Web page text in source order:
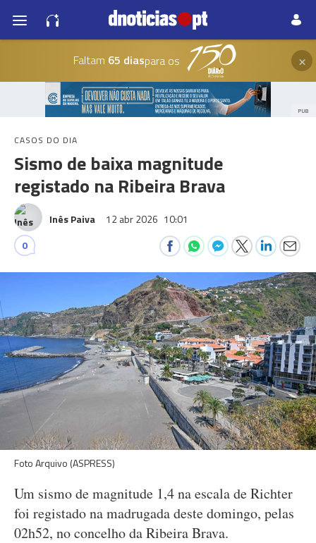
Faltam 65 diaspara os ×
PUB
CASOS DO DIA
Sismo de baixa magnitude
registado na Ribeira Brava
Inês Paiva 12 abr 2026 10:01
0
Foto Arquivo (ASPRESS)
Um sismo de magnitude 1,4 na escala de Richter
foi registado na madrugada deste domingo, pelas
02h52, no concelho da Ribeira Brava.